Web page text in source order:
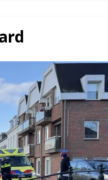
in Oosterhesselen(Video)
NIEUWS